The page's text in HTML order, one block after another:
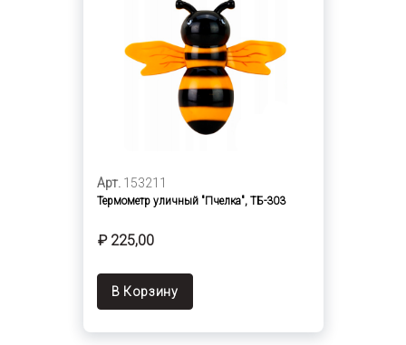
Арт. 153211
Термометр уличный "Пчелка", ТБ-303
₽ 225,00
В Корзину